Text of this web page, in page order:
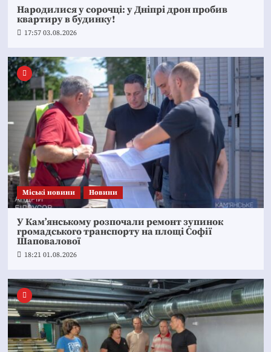
Народилися у сорочці: у Дніпрі дрон пробив
квартиру в будинку!
17:57 03.08.2026
Mіські новини Новини
У Кам’янському розпочали ремонт зупинок
громадського транспорту на площі Софії
Шаповалової
18:21 01.08.2026